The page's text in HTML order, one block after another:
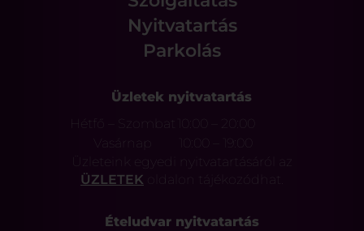
Nyitvatartás
Parkolás
Üzletek nyitvatartás
Hétfő – Szombat
10:00 – 20:00
Vasárnap
Üzleteink egyedi nyitvatartásáról az
ÜZLETEK oldalon tájékozódhat.
Ételudvar nyitvatartás